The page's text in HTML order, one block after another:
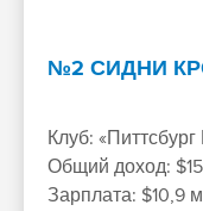
№2 СИДНИ
Клуб:
Общий доход:
Зарплата: $10,9